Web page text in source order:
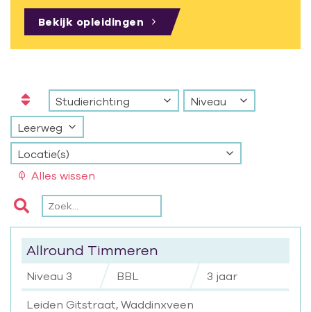
Bekijk opleidingen
Studierichting Niveau
Leerweg
Locatie(s)
Alles wissen
Allround Timmeren
Niveau 3 BBL 3 jaar
Leiden Gitstraat, Waddinxveen